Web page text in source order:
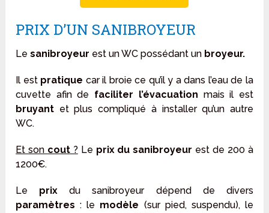
PRIX D’UN SANIBROYEUR
Lesanibroyeur est un WC possédant un broyeur.
Il est pratique car il broie ce qu’il y a dans l’eau de la
cuvette afin de faciliter l’évacuation mais il est
bruyant et plus compliqué à installer qu’un autre
WC.
Et son cout? Le prix du sanibroyeur est de 200 à
1200€.
Le prix du sanibroyeur dépend de divers
paramètres : le modèle (sur pied, suspendu), le